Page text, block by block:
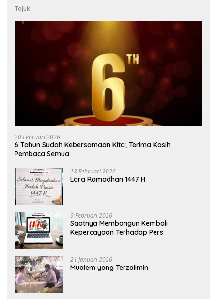
Tajuk
20 Februari 2026
6 Tahun Sudah Kebersamaan Kita; Terima Kasih
Pembaca Semua
18 Februari 2026
Lara Ramadhan 1447 H
9 Februari 2026
Saatnya Membangun Kembali
Kepercayaan Terhadap Pers
21 Januari 2026
Mualem yang Terzalimin